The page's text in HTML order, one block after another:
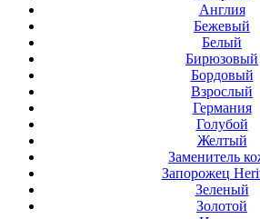
Англия
Бежевый
Белый
Бирюзовый
Бордовый
Взрослый
Германия
Голубой
Желтый
Заменитель
Запорожец
Зеленый
Золотой